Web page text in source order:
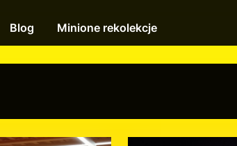
Blog Minione rekolekcje